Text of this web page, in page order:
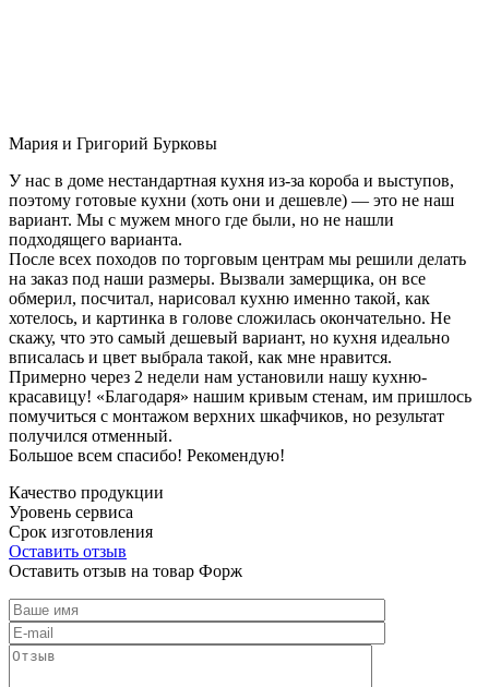
Мария и Григорий Бурковы
У нас в доме нестандартная кухня из-за короба и выступов,
поэтому готовые кухни (хоть они и дешевле) — это не наш
вариант. Мы с мужем много где были, но не нашли
подходящего варианта.
После всех походов по торговым центрам мы решили делать
на заказ под наши размеры. Вызвали замерщика, он все
обмерил, посчитал, нарисовал кухню именно такой, как
хотелось, и картинка в голове сложилась окончательно. Не
скажу, что это самый дешевый вариант, но кухня идеально
вписалась и цвет выбрала такой, как мне нравится.
Примерно через 2 недели нам установили нашу кухню-
красавицу! «Благодаря» нашим кривым стенам, им пришлось
помучиться с монтажом верхних шкафчиков, но результат
получился отменный.
Большое всем спасибо! Рекомендую!
Качество продукции
Уровень сервиса
Срок изготовления
Оставить отзыв
Оставить отзыв на товар Форж